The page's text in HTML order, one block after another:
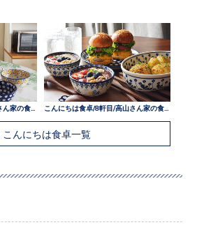
こんにちは食卓/9軒目/本橋さん家の食卓
こんにちは食卓一覧